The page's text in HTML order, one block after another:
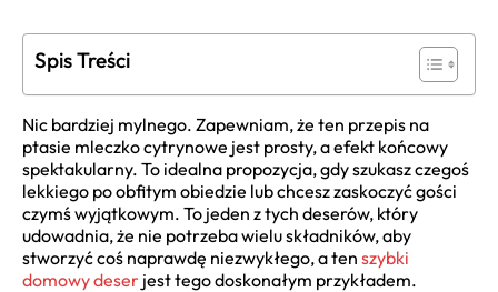
Spis Treści
Nic bardziej mylnego. Zapewniam, że ten przepis na
ptasie mleczko cytrynowe jest prosty, a efekt końcowy
spektakularny. To idealna propozycja, gdy szukasz czegoś
lekkiego po obfitym obiedzie lub chcesz zaskoczyć gości
czymś wyjątkowym. To jeden z tych deserów, który
udowadnia, że nie potrzeba wielu składników, aby
stworzyć coś naprawdę niezwykłego, a ten szybki
domowy deser jest tego doskonałym przykładem.